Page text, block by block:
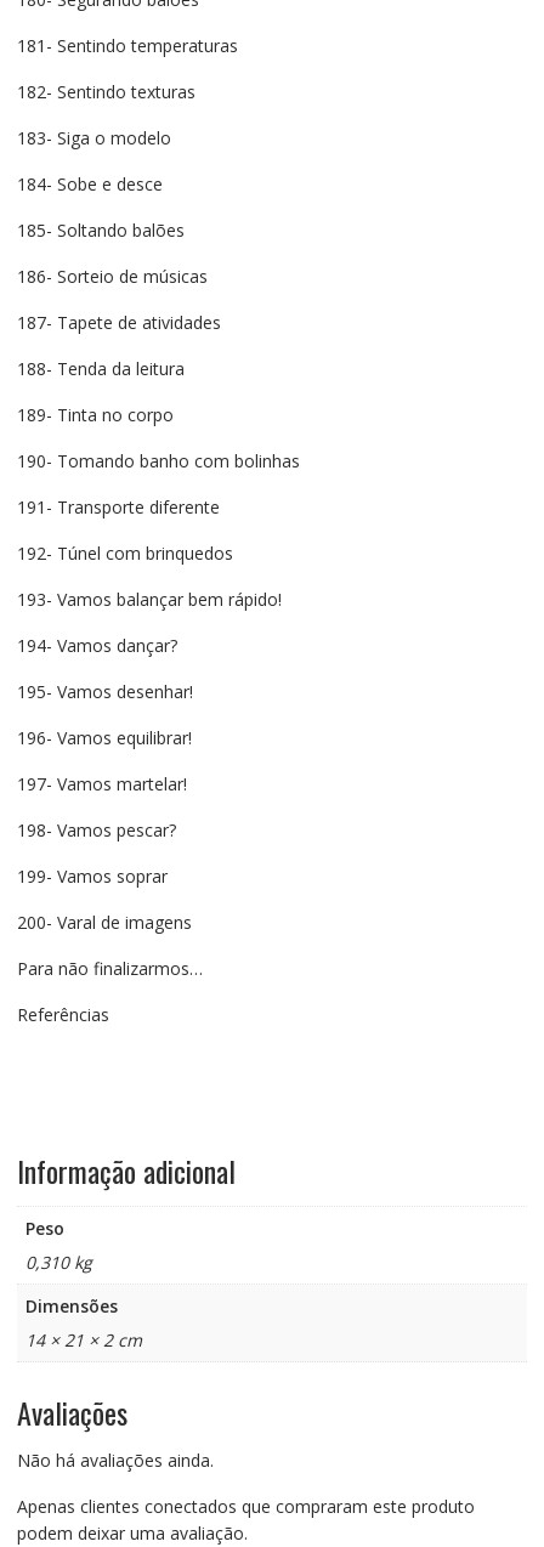
181- Sentindo temperaturas
182- Sentindo texturas
183- Siga o modelo
184- Sobe e desce
185- Soltando balões
186- Sorteio de músicas
187- Tapete de atividades
188- Tenda da leitura
189- Tinta no corpo
190- Tomando banho com bolinhas
191- Transporte diferente
192- Túnel com brinquedos
193- Vamos balançar bem rápido!
194- Vamos dançar?
195- Vamos desenhar!
196- Vamos equilibrar!
197- Vamos martelar!
198- Vamos pescar?
199- Vamos soprar
200- Varal de imagens
Para não finalizarmos…
Referências
Informação adicional
Peso
0,310 kg
Dimensões
14 × 21 × 2 cm
Avaliações
Não há avaliações ainda.
Apenas clientes conectados que compraram este produto
podem deixar uma avaliação.